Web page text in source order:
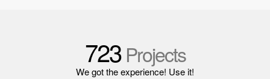
723Projects
We got the experience! Use it!